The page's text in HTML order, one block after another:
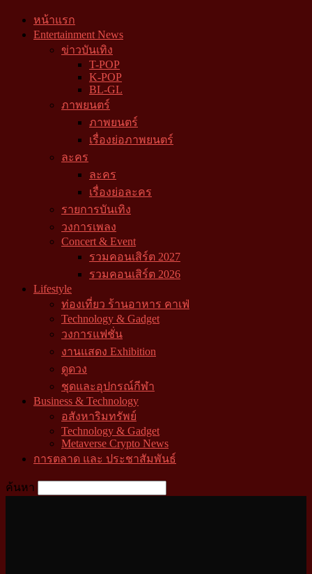
หน้าแรก
Entertainment News
ข่าวบันเทิง
T-POP
K-POP
BL-GL
ภาพยนตร์
ภาพยนตร์
เรื่องย่อภาพยนตร์
ละคร
ละคร
เรื่องย่อละคร
รายการบันเทิง
วงการเพลง
Concert & Event
รวมคอนเสิร์ต 2027
รวมคอนเสิร์ต 2026
Lifestyle
ท่องเที่ยว ร้านอาหาร คาเฟ่
Technology & Gadget
วงการแฟชั่น
งานแสดง Exhibition
ดูดวง
ชุดและอุปกรณ์กีฬา
Business & Technology
อสังหาริมทรัพย์
Technology & Gadget
Metaverse Crypto News
การตลาด และ ประชาสัมพันธ์
ค้นหา